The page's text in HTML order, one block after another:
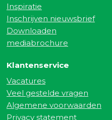
Inspiratie
Inschrijven nieuwsbrief
Downloaden
mediabrochure
Klantenservice
Vacatures
Veel gestelde vragen
Algemene voorwaarden
Privacy statement